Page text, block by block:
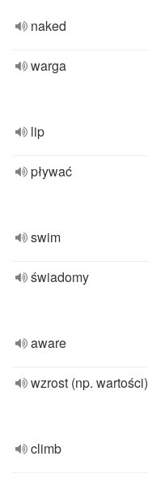
naked
warga
lip
pływać
swim
świadomy
aware
wzrost (np. wartości)
climb